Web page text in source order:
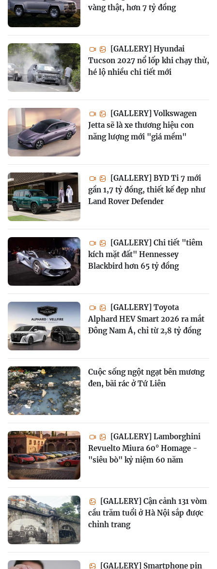
vàng thật, hơn 7 tỷ đồng
[GALLERY] Hyundai
Tucson 2027 nổ lốp khi chạy thử,
hé lộ nhiều chi tiết mới
[GALLERY] Volkswagen
Jetta sẽ là xe thương hiệu con
năng lượng mới "giá mềm"
[GALLERY] BYD Ti 7 mới
gần 1,7 tỷ đồng, thiết kế đẹp như
Land Rover Defender
[GALLERY] Chi tiết "tiêm
kích mặt đất" Hennessey
Blackbird hơn 65 tỷ đồng
[GALLERY] Toyota
Alphard HEV Smart 2026 ra mắt
Đông Nam Á, chỉ từ 2,8 tỷ đồng
Cuộc sống ngột ngạt bên mương
đen, bãi rác ở Tứ Liên
[GALLERY] Lamborghini
Revuelto Miura 60° Homage -
"siêu bò" kỷ niệm 60 năm
[GALLERY] Cận cảnh 131 vòm
cầu trăm tuổi ở Hà Nội sắp được
chỉnh trang
[GALLERY] Smartphone pin